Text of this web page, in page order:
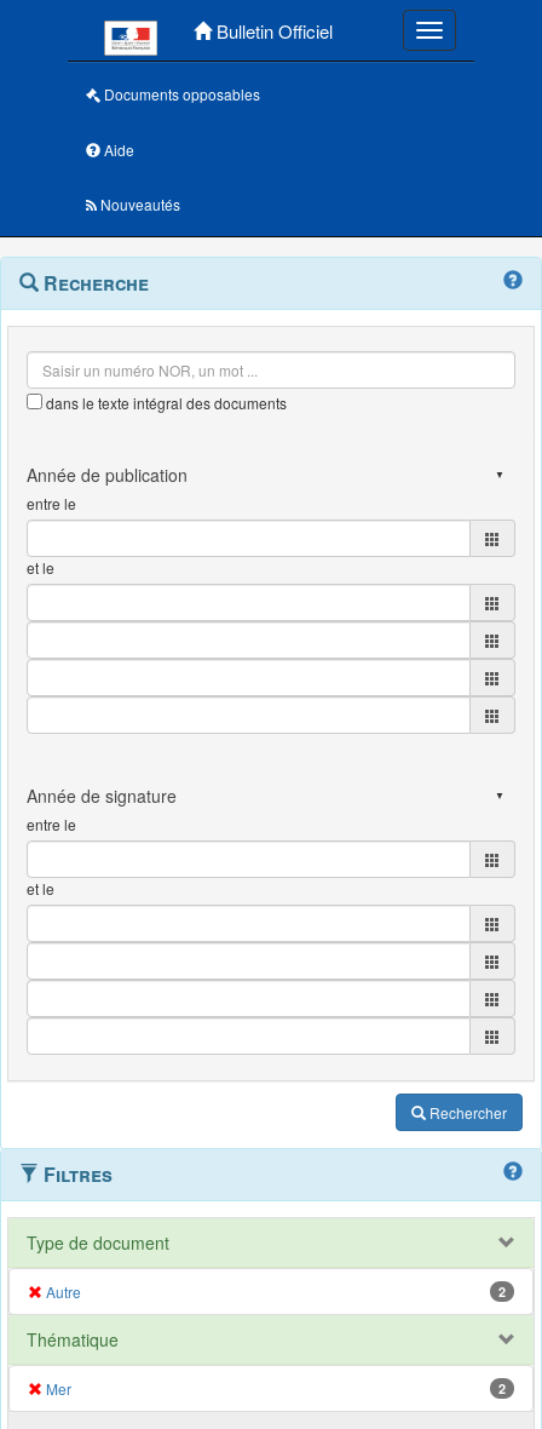
Bulletin Officiel Toggle
Documents opposables
Aide
Nouveautés
Navigation
outils
Menu
contextuel
Recherche
dans le texte intégral des documents
entre le
et le
entre le
et le
Rechercher
Filtres
Type de document
Autre 2
Thématique
Mer 2